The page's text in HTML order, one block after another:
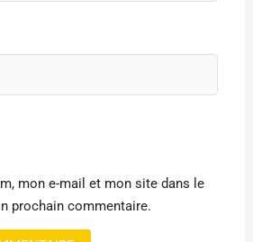
mon e-mail et mon site dans le
prochain commentaire.